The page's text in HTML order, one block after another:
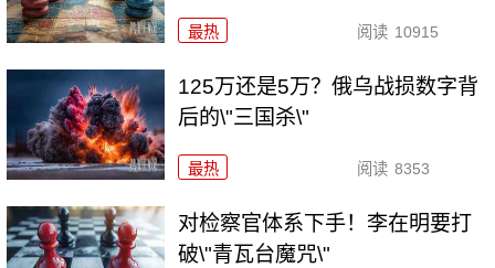
最热 阅读 10915
125万还是5万？俄乌战损数字背
后的\"三国杀\"
最热 阅读 8353
对检察官体系下手！李在明要打
破\"青瓦台魔咒\"